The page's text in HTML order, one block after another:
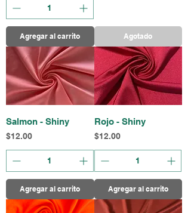
Agregar al carrito Agotado
Salmon - Shiny
Precio
$12.00
Agregar al carrito
Rojo - Shiny
Precio
$12.00
Agregar al carrito